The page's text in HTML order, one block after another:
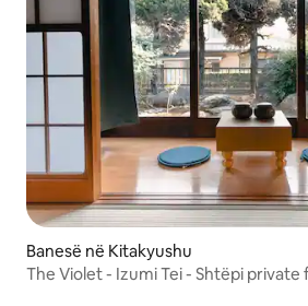
Banesë në Kitakyushu
The Violet - Izumi Tei - Shtëpi private